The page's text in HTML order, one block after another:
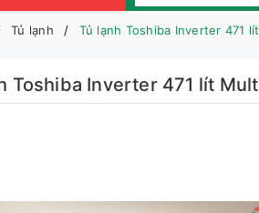
Tủ lạnh Tủ lạnh Toshiba Inverter 471
Toshiba Inverter 471 lít